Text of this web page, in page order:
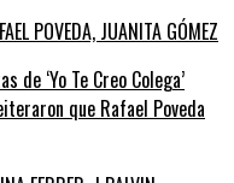
de ‘Yo Te Creo Colega’
que Rafael Poveda